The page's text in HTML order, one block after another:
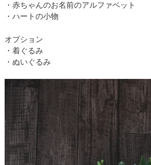
・赤ちゃんのお名前のアルファベット
・ハートの小物
オプション
・着ぐるみ
・ぬいぐるみ